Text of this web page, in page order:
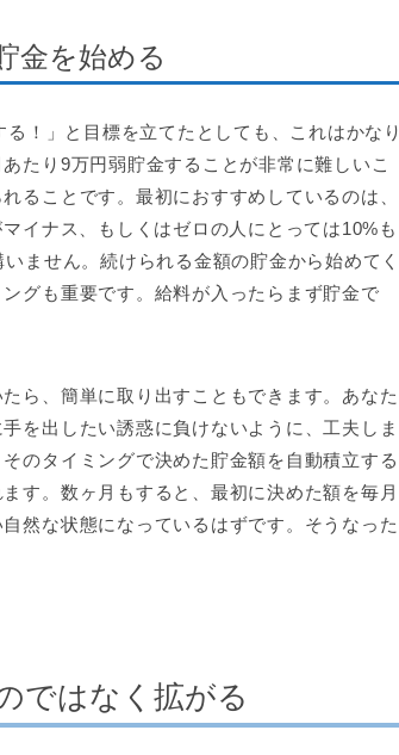
金を始める
！」と目標を立てたとしても、これはかなり
たり9万円弱貯金することが非常に難しいこ
ることです。最初におすすめしているのは、
イナス、もしくはゼロの人にとっては10%も
ません。続けられる金額の貯金から始めてく
グも重要です。給料が入ったらまず貯金で
ら、簡単に取り出すこともできます。あなた
を出したい誘惑に負けないように、工夫しま
のタイミングで決めた貯金額を自動積立する
す。数ヶ月もすると、最初に決めた額を毎月
然な状態になっているはずです。そうなった
ではなく拡がる